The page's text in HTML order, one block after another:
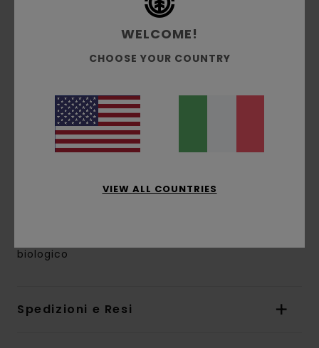
morbido jersey singolo di 100%
vestibilità:vestibilità regular
Maniche:maniche corte
Marcatura:stampa a base d'acqua davanti e
dietro
Altre caratteristiche:
etichetta Corporate a
L'aspetto del prodotto potrebbe cambiare a
biologico
Spedizioni e Resi
WELCOME!
CHOOSE YOUR COUNTRY
VIEW ALL COUNTRIES